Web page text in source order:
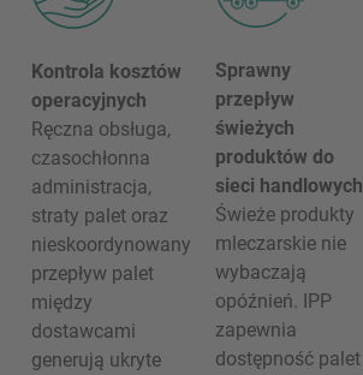
Kontrola kosztów
operacyjnych
Ręczna obsługa,
czasochłonna
administracja,
straty palet oraz
nieskoordynowany
przepływ palet
między
dostawcami
generują ukryte
Sprawny
przepływ
świeżych
produktów do
sieci handlowych
Świeże produkty
mleczarskie nie
wybaczają
opóźnień. IPP
zapewnia
dostępność palet